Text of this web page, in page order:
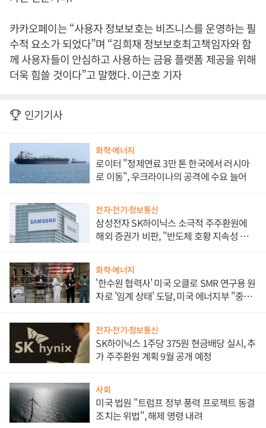
카카오페이는 “사용자 정보보호는 비즈니스를 운영하는 필
수적 요소가 되었다”며 “김희재 정보보호최고책임자와 함
께 사용자들이 안심하고 사용하는 금융 플랫폼 제공을 위해
더욱 힘쓸 것이다”고 말했다. 이근호 기자
인기기사
화학·에너지
로이터 "정제연료 3만 톤 한국에서 러시아
로 이동", 우크라이나의 공격에 수요 늘어
전자·전기·정보통신
삼성전자 SK하이닉스 소극적 주주환원에
해외 증권가 비판, "반도체 호황 지속성 의
화학·에너지
'한수원 협력사' 미국 오클로 SMR 연구용 원
자로 '임계 상태' 도달, 미국 에너지부 "중요
전자·전기·정보통신
SK하이닉스 1주당 375원 현금배당 실시, 추
가 주주환원 계획 9월 공개 예정
사회
미국 법원 "트럼프 정부 풍력 프로젝트 동결
조치는 위법", 해제 명령 내려